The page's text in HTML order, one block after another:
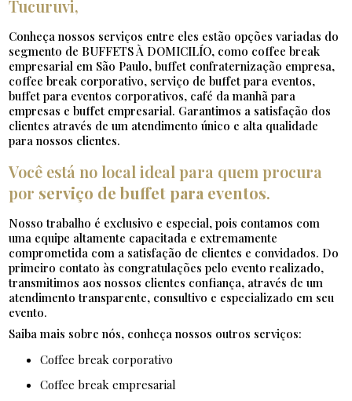
Tucuruvi,
Conheça nossos serviços entre eles estão opções variadas do
segmento de BUFFETS À DOMICILÍO, como coffee break
empresarial em São Paulo, buffet confraternização empresa,
coffee break corporativo, serviço de buffet para eventos,
buffet para eventos corporativos, café da manhã para
empresas e buffet empresarial. Garantimos a satisfação dos
clientes através de um atendimento único e alta qualidade
para nossos clientes.
Você está no local ideal para quem procura
por serviço de buffet para eventos.
Nosso trabalho é exclusivo e especial, pois contamos com
uma equipe altamente capacitada e extremamente
comprometida com a satisfação de clientes e convidados. Do
primeiro contato às congratulações pelo evento realizado,
transmitimos aos nossos clientes confiança, através de um
atendimento transparente, consultivo e especializado em seu
evento.
Saiba mais sobre nós, conheça nossos outros serviços:
coffee break corporativo
coffee break empresarial